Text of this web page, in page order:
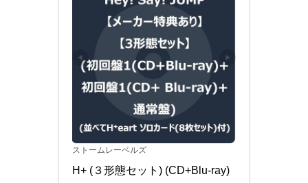
ストームレーベルズ
H+ (３形態セット) (CD+Blu-ray)